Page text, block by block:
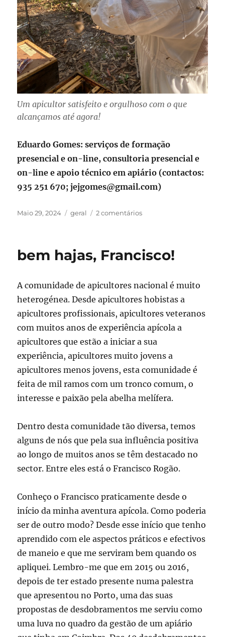
Um apicultor satisfeito e orgulhoso com o que
alcançamos até agora!
Eduardo Gomes: serviços de formação
presencial e on-line, consultoria presencial e
on-line e apoio técnico em apiário (contactos:
935 251 670; jejgomes@gmail.com)
Publicado
Maio 29, 2024 Categorias
geral 2 comentáriosem
um
continua
satisfeito
orgulhoso
com
o
alcançámos
bem hajas, Francisco!
A comunidade de apicultores nacional é muito
heterogénea. Desde apicultores hobistas a
apicultores profissionais, apicultores veteranos
com muitos anos de experiência apícola a
apicultores que estão a iniciar a sua
experiência, apicultores muito jovens a
apicultores menos jovens, esta comunidade é
feita de mil ramos com um tronco comum, o
interesse e paixão pela abelha melífera.
Dentro desta comunidade tão diversa, temos
alguns de nós que pela sua influência positiva
ao longo de muitos anos se têm destacado no
sector. Entre eles está o Francisco Rogão.
Conheço o Francisco praticamente desde o
início da minha aventura apícola. Como poderia
ser de outro modo? Desde esse início que tenho
aprendido com ele aspectos práticos e efectivos
de maneio e que me serviram bem quando os
apliquei. Lembro-me que em 2015 ou 2016,
depois de ter estado presente numa palestra
que apresentou no Porto, uma das suas
propostas de desdobramentos me serviu como
uma luva no quadro da gestão de um apiário